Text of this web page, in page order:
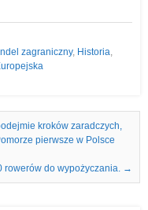
zagraniczny, Historia,
kroków zaradczych,
pierwsze w Polsce
rowerów do wypożyczania. →